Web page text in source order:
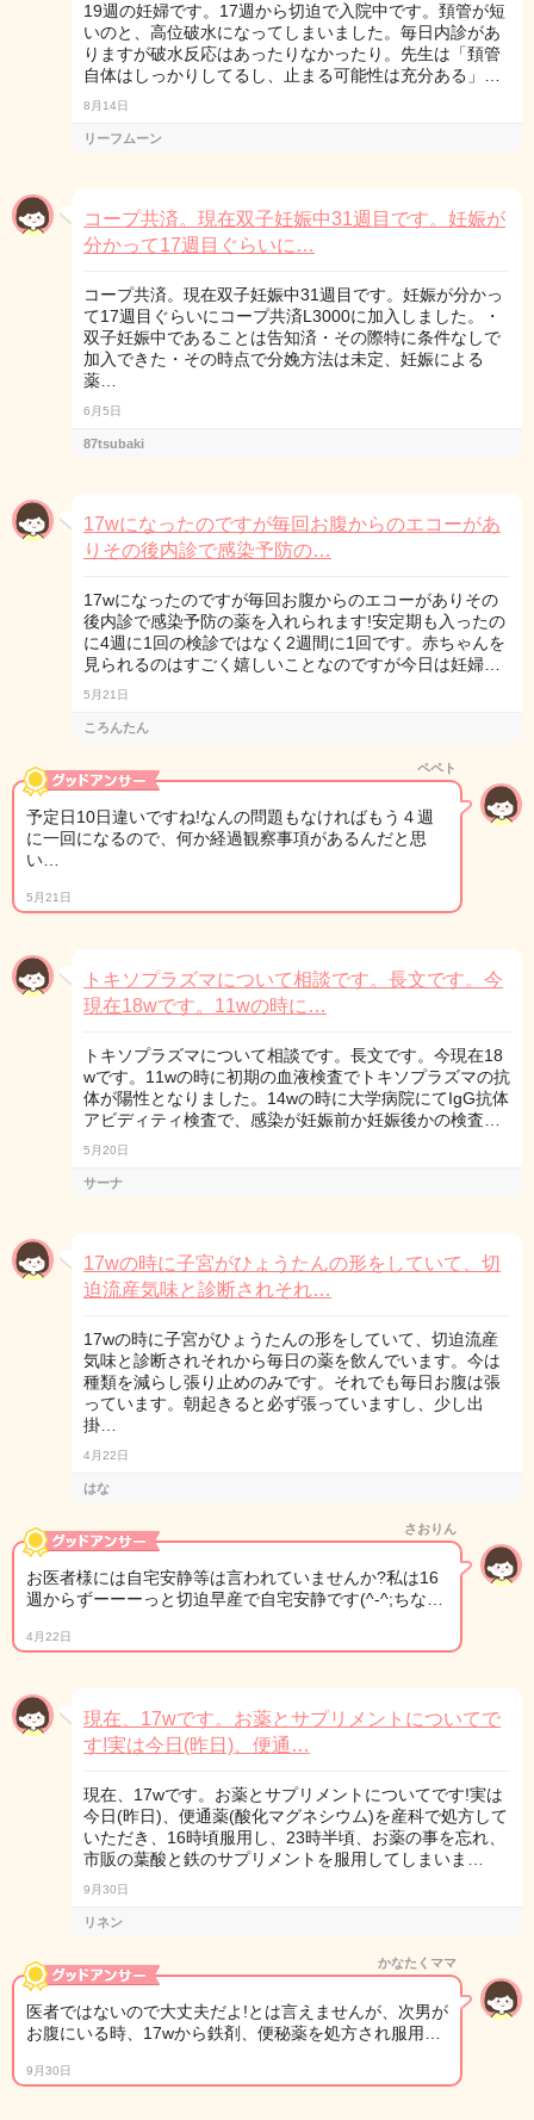
19週の妊婦です。17週から切迫で入院中です。頚管が短
いのと、高位破水になってしまいました。毎日内診があ
りますが破水反応はあったりなかったり。先生は「頚管
自体はしっかりしてるし、止まる可能性は充分ある」…
8月14日
リーフムーン
コープ共済。現在双子妊娠中31週目です。妊娠が
分かって17週目ぐらいに…
コープ共済。現在双子妊娠中31週目です。妊娠が分かっ
て17週目ぐらいにコープ共済L3000に加入しました。・
双子妊娠中であることは告知済・その際特に条件なしで
加入できた・その時点で分娩方法は未定、妊娠による
薬…
6月5日
87tsubaki
17wになったのですが毎回お腹からのエコーがあ
りその後内診で感染予防の…
17wになったのですが毎回お腹からのエコーがありその
後内診で感染予防の薬を入れられます!安定期も入ったの
に4週に1回の検診ではなく2週間に1回です。赤ちゃんを
見られるのはすごく嬉しいことなのですが今日は妊婦…
5月21日
ころんたん
ペペト
予定日10日違いですね!なんの問題もなければもう４週
に一回になるので、何か経過観察事項があるんだと思
い…
5月21日
トキソプラズマについて相談です。長文です。今
現在18wです。11wの時に…
トキソプラズマについて相談です。長文です。今現在18
wです。11wの時に初期の血液検査でトキソプラズマの抗
体が陽性となりました。14wの時に大学病院にてIgG抗体
アビディティ検査で、感染が妊娠前か妊娠後かの検査…
5月20日
サーナ
17wの時に子宮がひょうたんの形をしていて、切
迫流産気味と診断されそれ…
17wの時に子宮がひょうたんの形をしていて、切迫流産
気味と診断されそれから毎日の薬を飲んでいます。今は
種類を減らし張り止めのみです。それでも毎日お腹は張
っています。朝起きると必ず張っていますし、少し出
掛…
4月22日
はな
さおりん
お医者様には自宅安静等は言われていませんか?私は16
週からずーーーっと切迫早産で自宅安静です(^-^;ちな…
4月22日
現在、17wです。お薬とサプリメントについてで
す!実は今日(昨日)、便通…
現在、17wです。お薬とサプリメントについてです!実は
今日(昨日)、便通薬(酸化マグネシウム)を産科で処方して
いただき、16時頃服用し、23時半頃、お薬の事を忘れ、
市販の葉酸と鉄のサプリメントを服用してしまいま…
9月30日
リネン
かなたくママ
医者ではないので大丈夫だよ!とは言えませんが、次男が
お腹にいる時、17wから鉄剤、便秘薬を処方され服用…
9月30日